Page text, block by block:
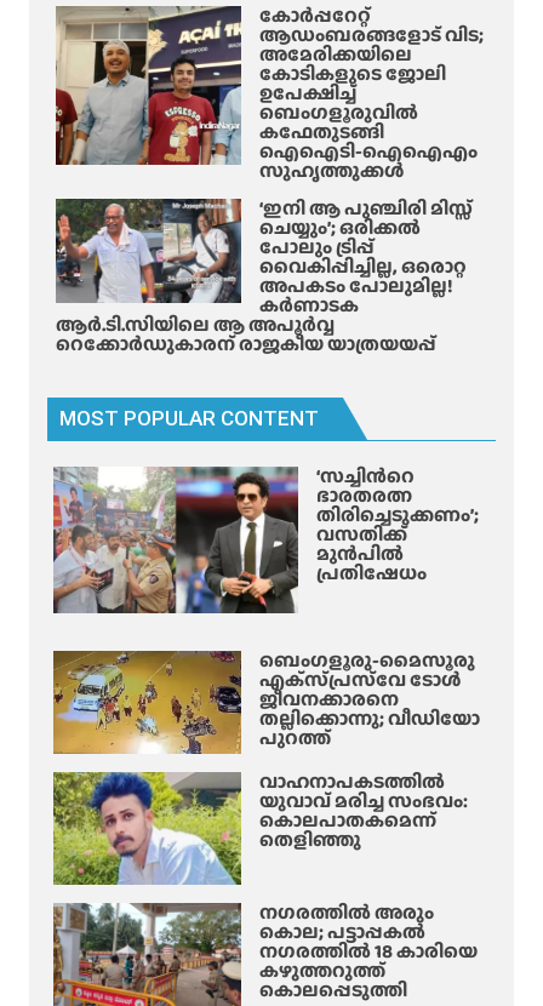
ത
രം
ടം
മൂ
ല
മു
ണ്ടാ
യ
ര
ക
യാ
ത
ക
ഷ്ണ
വെ
ളി
പ്പെ
ടു
!
കോർപ്പറേറ്റ്
ആഡംബരങ്ങളോട് വിട;
അമേരിക്കയിലെ
കോടികളുടെ ജോലി
ഉപേക്ഷിച്ച്
ബെംഗളൂരുവിൽ
കഫേതുടങ്ങി
ഐഐടി-ഐഐഎം
സുഹൃത്തുക്കൾ
‘ഇനി ആ പുഞ്ചിരി മിസ്സ്
ചെയ്യും’; ഒരിക്കൽ
പോലും ട്രിപ്പ്
വൈകിപ്പിച്ചില്ല, ഒരൊറ്റ
അപകടം പോലുമില്ല!
കർണാടക
ആർ.ടി.സിയിലെ ആ അപൂർവ്വ
റെക്കോർഡുകാരന് രാജകീയ യാത്രയയപ്പ്
MOST POPULAR CONTENT
‘സച്ചിന്‍റെ
ഭാരതരത്ന
തിരിച്ചെടുക്കണം’;
വസതിക്ക്
മുൻപിൽ
പ്രതിഷേധം
ബെംഗളൂരു-മൈസൂരു
എക്‌സ്‌പ്രസ്‌വേ ടോൾ
ജീവനക്കാരനെ
തല്ലിക്കൊന്നു; വീഡിയോ
പുറത്ത്
വാഹനാപകടത്തിൽ
യുവാവ് മരിച്ച സംഭവം:
കൊലപാതകമെന്ന്
തെളിഞ്ഞു
നഗരത്തിൽ അരും
കൊല; പട്ടാപ്പകൽ
നഗരത്തിൽ 18 കാരിയെ
കഴുത്തറുത്ത്
കൊലപ്പെടുത്തി